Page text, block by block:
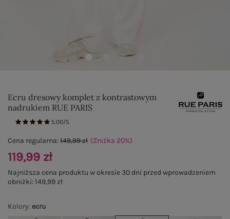
Ecru dresowy komplet z kontrastowym
nadrukiem RUE PARIS
5.00/5
Kolory: ecru
Cena regularna:149,99 zł (Zniżka 20%)
119,99 zł
Najniższa cena produktu w okresie 30 dni przed wprowadzeniem
obniżki:149,99 zł